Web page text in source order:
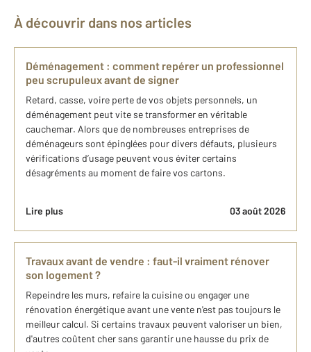
À découvrir dans nos articles
Déménagement : comment repérer un professionnel
peu scrupuleux avant de signer
Retard, casse, voire perte de vos objets personnels, un
déménagement peut vite se transformer en véritable
cauchemar. Alors que de nombreuses entreprises de
déménageurs sont épinglées pour divers défauts, plusieurs
vérifications d’usage peuvent vous éviter certains
désagréments au moment de faire vos cartons.
Lire plus 03 août 2026
Travaux avant de vendre : faut-il vraiment rénover
son logement ?
Repeindre les murs, refaire la cuisine ou engager une
rénovation énergétique avant une vente n'est pas toujours le
meilleur calcul. Si certains travaux peuvent valoriser un bien,
d'autres coûtent cher sans garantir une hausse du prix de